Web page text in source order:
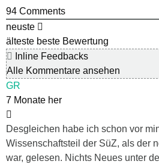
94 Comments
neuste
älteste beste Bewertung
Inline Feedbacks
Alle Kommentare ansehen
GR
7 Monate her
Desgleichen habe ich schon vor
Wissenschaftsteil der SüZ, als der
war, gelesen. Nichts Neues unter